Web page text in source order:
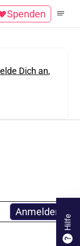
Spenden
Hilfe
Dich an,